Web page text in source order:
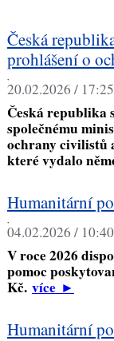
Česká
prohlášení o
,
20.02.2026 /
Česká republika
společnému
ochrany civilistů
které vydalo
Humanitární
,
04.02.2026 /
V roce 2026
pomoc
Kč. více►
Humanitární